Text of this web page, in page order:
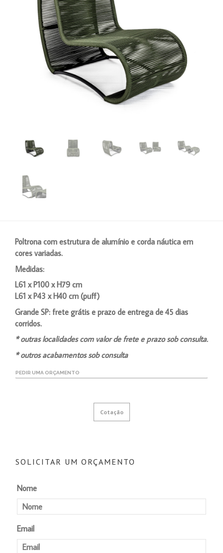
Poltrona com estrutura de alumínio e corda náutica em
cores variadas.
Medidas:
L61 x P100 x H79 cm
L61 x P43 x H40 cm (puff)
Grande SP: frete grátis e prazo de entrega de 45 dias
corridos.
* outras localidades com valor de frete e prazo sob consulta.
* outros acabamentos sob consulta
PEDIR UMA ORÇAMENTO
Cotação
SOLICITAR UM ORÇAMENTO
Nome
Email